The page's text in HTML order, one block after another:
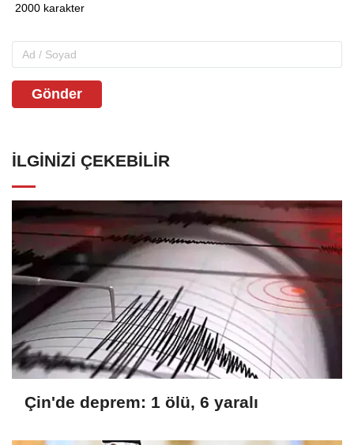
Gönder
İLGINIZI ÇEKEBILIR
Çin'de deprem: 1 ölü, 6 yaralı